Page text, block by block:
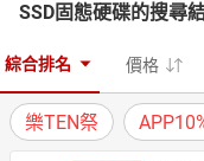
抽
熱搜 日
熱搜 抽
熱搜 日
居家生活 3C
SSD固態硬碟的搜尋
綜合排名 價格
樂TEN祭